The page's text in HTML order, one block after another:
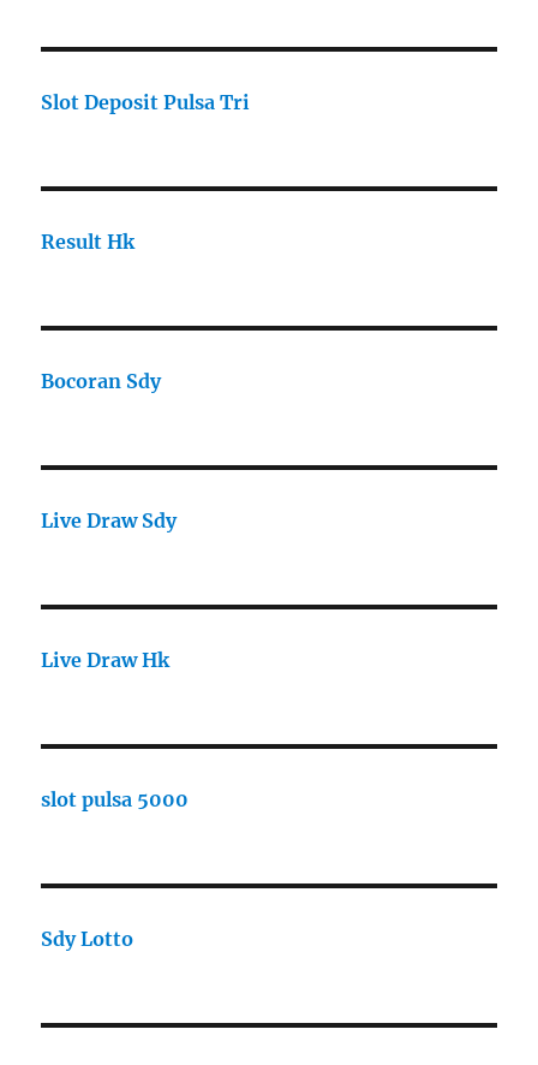
Slot Deposit Pulsa Tri
Result Hk
Bocoran Sdy
Live Draw Sdy
Live Draw Hk
slot pulsa 5000
Sdy Lotto